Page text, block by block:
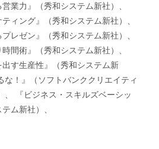
業力』（秀和システム新社）、
ィング』（秀和システム新社）、
レゼン』（秀和システム新社）、
間術』（秀和システム新社）、
出す生産性』（秀和システム新
な！』（ソフトバンククリエイティ
、 『ビジネス・スキルズベーシッ
ム新社）、